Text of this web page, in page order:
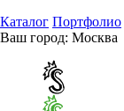
Каталог Портфолио
Ваш город: Москва